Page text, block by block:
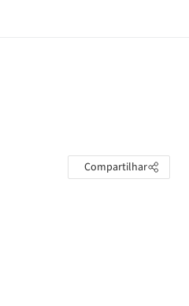
Compartilhar